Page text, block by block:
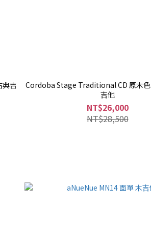
吉
Cordoba Stage Traditional CD 原木色
吉他
NT$26,000
NT$28,500